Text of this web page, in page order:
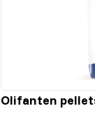
Olifanten